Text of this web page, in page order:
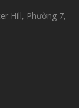
Hill, Phường 7,